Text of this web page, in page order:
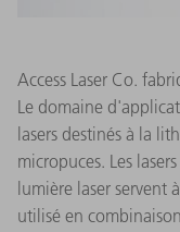
Access Laser Co.
Le domaine
lasers destinés à la
micropuces. Les
lumière laser servent
utilisé en